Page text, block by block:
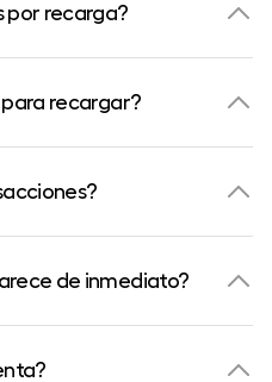
por recarga?
para recargar?
de inmediato?